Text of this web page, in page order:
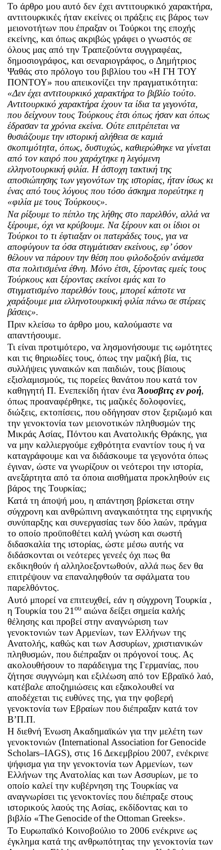
Το άρθρο μου αυτό δεν έχει αντιτουρκικό χαρακτήρα,
αντιτουρκικές ήταν εκείνες οι πράξεις εις βάρος των
μειονοτήτων που έπραξαν οι Τούρκοι της εποχής
εκείνης, και όπως ακριβώς γράφει ο γνωστός σε
όλους μας από την Τραπεζούντα συγγραφέας,
δημοσιογράφος, και σεναριογράφος, ο Δημήτριος
Ψαθάς στο πρόλογο του βιβλίου του «Η ΓΗ ΤΟΥ
ΠΟΝΤΟΥ» που απεικονίζει την πραγματικότητα:
«Δεν έχει αντιτουρκικό χαρακτήρα το βιβλίο τούτο.
Αντιτουρκικό χαρακτήρα έχουν τα ίδια τα γεγονότα,
που δείχνουν τους Τούρκους έτσι όπως ήσαν και όπως
έδρασαν τα χρόνια εκείνα. Ούτε επιτρέπεται να
θυσιάζουμε την ιστορική αλήθεια σε καμιά
σκοπιμότητα, όπως, δυστυχώς, καθιερώθηκε να γίνεται
από τον καιρό που χαράχτηκε η λεγόμενη
ελληνοτουρκική φιλία. Η άστοχη τακτική της
αποσιώπησης των γεγονότων της ιστορίας, ήταν ίσως κι
ένας από τους λόγους που τόσο άσκημα πορεύτηκε η
«φιλία με τους Τούρκους».
Να ρίξουμε το πέπλο της λήθης στο παρελθόν, αλλά να
ξέρουμε, όχι να κρύβουμε. Να ξέρουν και οι ίδιοι οι
Τούρκοι το τι έφτιαξαν οι πατεράδες τους, για να
αποφύγουν τα όσα στιγμάτισαν εκείνους, εφ’ όσον
θέλουν να πάρουν την θέση που φιλοδοξούν ανάμεσα
στα πολιτισμένα έθνη. Μόνο έτσι, ξέροντας εμείς τους
Τούρκους και ξέροντας εκείνοι εμάς και το
στιγματισμένο παρελθόν τους, μπορεί κάποτε να
χαράξουμε μια ελληνοτουρκική φιλία πάνω σε στέρεες
βάσεις».
Πριν κλείσω το άρθρο μου, καλούμαστε να
απαντήσουμε.
Τι είναι προτιμότερο, να λησμονήσουμε τις ωμότητες
και τις θηριωδίες τους, όπως την μαζική βία, τις
συλλήψεις γυναικών και παιδιών, τους βίαιους
εξισλαμισμούς, τις πορείες θανάτου που κατά τον
καθηγητή Π. Ενεπεκίδη ήταν έναΆουσβιτς εν ροή,
όπως προαναφέρθηκε, τις μαζικές δολοφονίες,
διώξεις, εκτοπίσεις, που οδήγησαν στον ξεριζωμό και
την γενοκτονία των μειονοτικών πληθυσμών της
Μικράς Ασίας, Πόντου και Ανατολικής Θράκης, για
να μην καλλιεργούμε εχθρότητα εναντίον τους ή να
καταγράφουμε και να διδάσκουμε τα γεγονότα όπως
έγιναν, ώστε να γνωρίζουν οι νεότεροι την ιστορία,
ανεξάρτητα από τα όποια αισθήματα προκληθούν εις
βάρος της Τουρκίας;
Κατά τη άποψή μου, η απάντηση βρίσκεται στην
σύγχρονη και ανθρώπινη αναγκαιότητα της ειρηνικής
συνύπαρξης και συνεργασίας των δύο λαών, πράγμα
το οποίο προϋποθέτει καλή γνώση και σωστή
διδασκαλία της ιστορίας, ώστε μέσω αυτής να
διδάσκονται οι νεότερες γενεές όχι πως θα
εκδικηθούν ή αλληλοεξοντωθούν, αλλά πως δεν θα
επιτρέψουν να επαναληφθούν τα σφάλματα του
παρελθόντος.
Αυτό μπορεί να επιτευχθεί, εάν η σύγχρονη Τουρκία ,
η Τουρκία του 21 ου αιώνα δείξει σημεία καλής
θέλησης και προβεί στην αναγνώριση των
γενοκτονιών των Αρμενίων, των Ελλήνων της
Ανατολής, καθώς και των Ασσυρίων, χριστιανικών
πληθυσμών, που διέπραξαν οι πρόγονοί τους. Ας
ακολουθήσουν το παράδειγμα της Γερμανίας, που
ζήτησε συγγνώμη και εξιλέωση από τον Εβραϊκό λαό,
κατέβαλε αποζημιώσεις και εξακολουθεί να
αποδέχεται τις ευθύνες της, για την φοβερή
γενοκτονία των Εβραίων που διέπραξαν κατά τον
Β’Π.Π.
Η διεθνή Ένωση Ακαδημαϊκών για την μελέτη των
γενοκτονιών (InternationalAssociationforGenocide
Scholars–IAGS), στις 16 Δεκεμβρίου 2007, ενέκρινε
ψήφισμα για την γενοκτονία των Αρμενίων, των
Ελλήνων της Ανατολίας και των Ασσυρίων, με το
οποίο καλεί την κυβέρνηση της Τουρκίας να
αναγνωρίσει τις γενοκτονίες που διέπραξε στους
ιστορικούς λαούς της Ασίας, εκδίδοντας και το
βιβλίο «TheGenocideoftheOttomanGreeks».
Το Ευρωπαϊκό Κοινοβούλιο το 2006 ενέκρινε ως
έγκλημα κατά της ανθρωπότητας την γενοκτονία των